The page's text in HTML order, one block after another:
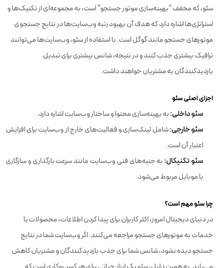
سئو، که مخفف “بهینه‌سازی موتور جستجو” است، به مجموعه‌ای از تکنیک‌ها و
استراتژی‌ها اشاره دارد که هدف آن بهبود رتبه وب‌سایت‌ها در نتایج جستجوی
موتورهای جستجو مانند گوگل است. با استفاده از سئو، وب‌سایت‌ها می‌توانند
ترافیک بیشتری جذب کنند و در نتیجه، شانس بیشتری برای تبدیل
بازدیدکنندگان به مشتریان خواهند داشت.
اجزای اصلی سئو
سئو داخلی:به بهینه‌سازی محتوا و ساختار وب‌سایت اشاره دارد.
سئو خارجی:شامل لینک‌سازی و فعالیت‌های خارج از وب‌سایت برای افزایش
اعتبار آن است.
سئو تکنیکال: به جنبه‌های فنی وب‌سایت مانند سرعت بارگذاری و سازگاری
با موبایل مربوط می‌شود.
چرا سئو مهم است؟
در دنیای دیجیتال امروز، اکثر کاربران برای پیدا کردن اطلاعات، محصولات یا
خدمات به موتورهای جستجو مراجعه می‌کنند. اگر وب‌سایت شما در نتایج
جستجو دیده نشود، شانس شما برای جذب بازدیدکنندگان و مشتریان کاهش